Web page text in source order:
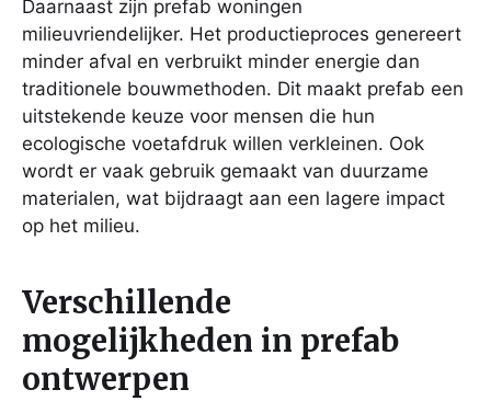
Daarnaast zijn prefab woningen
milieuvriendelijker. Het productieproces genereert
minder afval en verbruikt minder energie dan
traditionele bouwmethoden. Dit maakt prefab een
uitstekende keuze voor mensen die hun
ecologische voetafdruk willen verkleinen. Ook
wordt er vaak gebruik gemaakt van duurzame
materialen, wat bijdraagt aan een lagere impact
op het milieu.
Verschillende
mogelijkheden in prefab
ontwerpen